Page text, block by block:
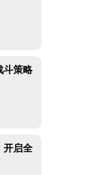
斗策略
开启全